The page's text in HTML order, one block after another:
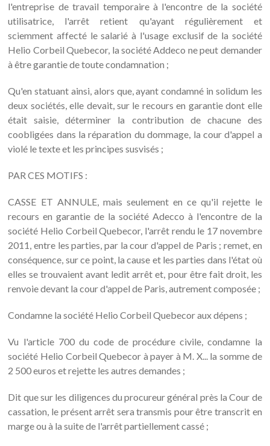
l'entreprise de travail temporaire à l'encontre de la société
utilisatrice, l'arrêt retient qu'ayant régulièrement et
sciemment affecté le salarié à l'usage exclusif de la société
Helio Corbeil Quebecor, la société Addeco ne peut demander
à être garantie de toute condamnation ;
Qu'en statuant ainsi, alors que, ayant condamné in solidum les
deux sociétés, elle devait, sur le recours en garantie dont elle
était saisie, déterminer la contribution de chacune des
coobligées dans la réparation du dommage, la cour d'appel a
violé le texte et les principes susvisés ;
PAR CES MOTIFS :
CASSE ET ANNULE, mais seulement en ce qu'il rejette le
recours en garantie de la société Adecco à l'encontre de la
société Helio Corbeil Quebecor, l'arrêt rendu le 17 novembre
2011, entre les parties, par la cour d'appel de Paris ; remet, en
conséquence, sur ce point, la cause et les parties dans l'état où
elles se trouvaient avant ledit arrêt et, pour être fait droit, les
renvoie devant la cour d'appel de Paris, autrement composée ;
Condamne la société Helio Corbeil Quebecor aux dépens ;
Vu l'article 700 du code de procédure civile, condamne la
société Helio Corbeil Quebecor à payer à M. X... la somme de
2 500 euros et rejette les autres demandes ;
Dit que sur les diligences du procureur général près la Cour de
cassation, le présent arrêt sera transmis pour être transcrit en
marge ou à la suite de l'arrêt partiellement cassé ;